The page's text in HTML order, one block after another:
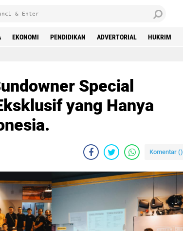
EKONOMI PENDIDIKAN ADVERTORIAL HUKRIM
Special
yang Hanya
Komentar ()